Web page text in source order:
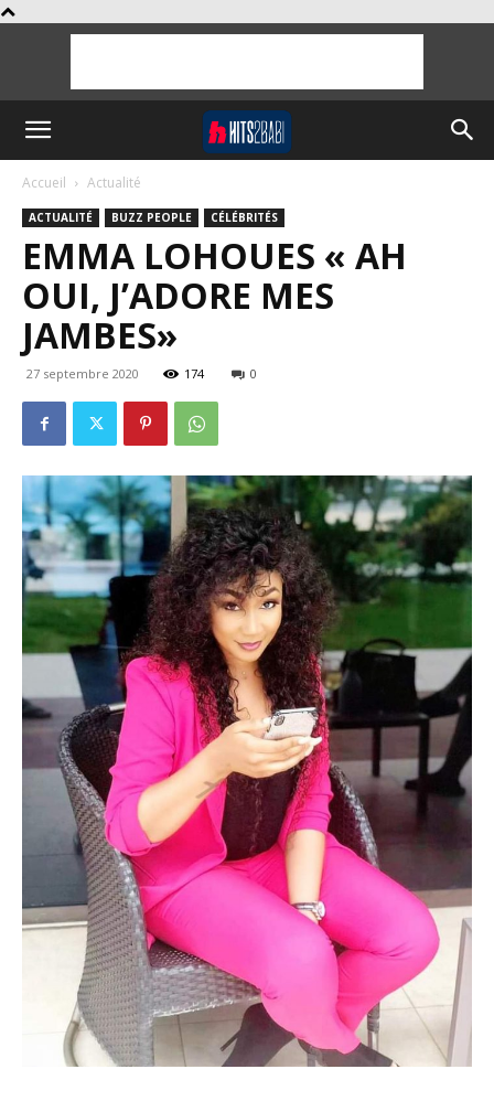
Accueil Actualité
ACTUALITÉ BUZZ PEOPLE CÉLÉBRITÉS
EMMA LOHOUES « AH
OUI, J’ADORE MES
JAMBES»
27 septembre 2020 174 0